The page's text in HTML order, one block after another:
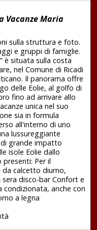
Vacanze Maria
sulla struttura e foto.
e gruppi di famiglie.
è situata sulla costa
nel Comune di Ricadi
Il panorama offre
delle Eolie, al golfo di
fino ad arrivare allo
unica nel suo
sia in formula
all'interno di uno
lussureggiante
grande impatto
isole Eolie dallo
presenti: Per il
calcetto diurno,
disco-bar Confort e
condizionata, anche con
a legna